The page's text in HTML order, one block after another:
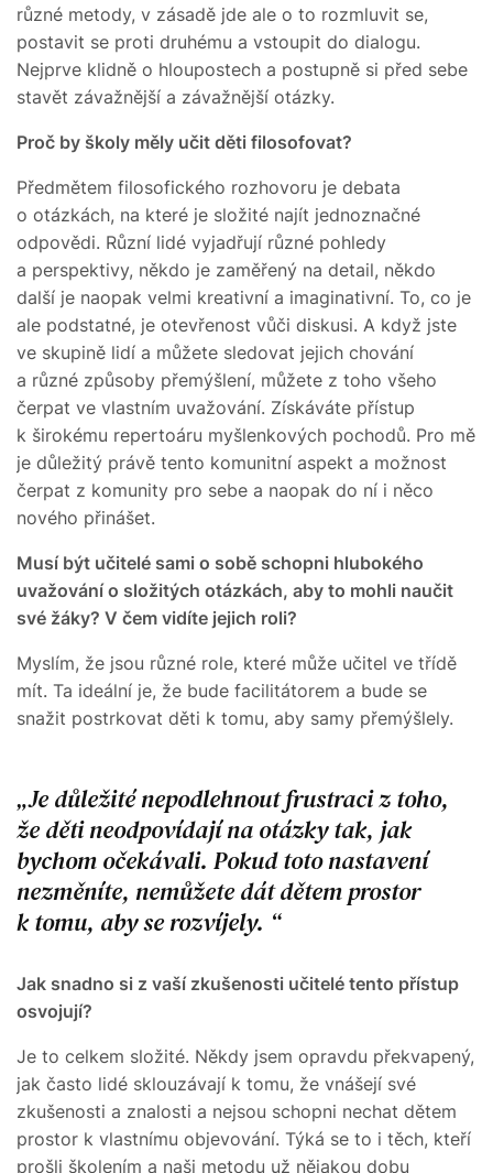
různé metody, v zásadě jde ale o to rozmluvit se,
postavit se proti druhému a vstoupit do dialogu.
Nejprve klidně o hloupostech a postupně si před sebe
stavět závažnější a závažnější otázky.
Proč by školy měly učit děti filosofovat?
Předmětem filosofického rozhovoru je debata
o otázkách, na které je složité najít jednoznačné
odpovědi. Různí lidé vyjadřují různé pohledy
a perspektivy, někdo je zaměřený na detail, někdo
další je naopak velmi kreativní a imaginativní. To, co je
ale podstatné, je otevřenost vůči diskusi. A když jste
ve skupině lidí a můžete sledovat jejich chování
a různé způsoby přemýšlení, můžete z toho všeho
čerpat ve vlastním uvažování. Získáváte přístup
k širokému repertoáru myšlenkových pochodů. Pro mě
je důležitý právě tento komunitní aspekt a možnost
čerpat z komunity pro sebe a naopak do ní i něco
nového přinášet.
Musí být učitelé sami o sobě schopni hlubokého
uvažování o složitých otázkách, aby to mohli naučit
své žáky? V čem vidíte jejich roli?
Myslím, že jsou různé role, které může učitel ve třídě
mít. Ta ideální je, že bude facilitátorem a bude se
snažit postrkovat děti k tomu, aby samy přemýšlely.
Je důležité nepodlehnout frustraci z toho,
že děti neodpovídají na otázky tak, jak
bychom očekávali. Pokud toto nastavení
nezměníte, nemůžete dát dětem prostor
k tomu, aby se rozvíjely.
Jak snadno si z vaší zkušenosti učitelé tento přístup
osvojují?
Je to celkem složité. Někdy jsem opravdu překvapený,
jak často lidé sklouzávají k tomu, že vnášejí své
zkušenosti a znalosti a nejsou schopni nechat dětem
prostor k vlastnímu objevování. Týká se to i těch, kteří
prošli školením a naši metodu už nějakou dobu